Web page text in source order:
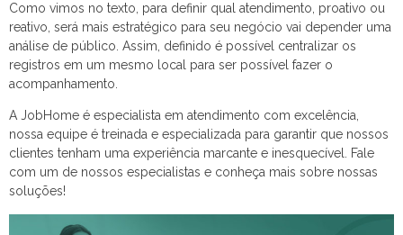
Como vimos no texto, para definir qual atendimento, proativo ou
reativo, será mais estratégico para seu negócio vai depender uma
análise de público. Assim, definido é possível centralizar os
registros em um mesmo local para ser possível fazer o
acompanhamento.
A JobHome é especialista em atendimento com excelência,
nossa equipe é treinada e especializada para garantir que nossos
clientes tenham uma experiência marcante e inesquecível. Fale
com um de nossos especialistas e conheça mais sobre nossas
soluções!